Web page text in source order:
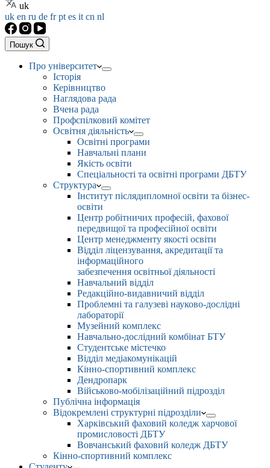
uk
uk en ru de frpt es it cn nl
Пошук
Про університет
Історія
Керівництво
Наглядова рада
Вчена рада
Профспілковий комітет
Освітня діяльність
Освітні програми
Навчальні плани
Якість освіти
Спеціальності та освітні програми ДБТУ
Структура
Інститут післядипломної освіти та бізнес-
освіти
Центр робітничих професій, фахової
передвищої та професійної освіти
Центр менеджменту якості освіти
Відділ ліцензування, акредитації та
інформаційного
забезпечення освітньої діяльності
Навчальний відділ
Редакційно-видавничий відділ
Проблемні та галузеві науково-дослідні
лабораторії
Музейний комплекс
Навчально-дослідний комбінат БТУ
Студентське містечко
Відділ медіакомунікацій
Кінно-спортивний комплекс
Дендропарк
Військово-мобілізаційний підрозділ
Публічна інформація
Відокремлені структурні підрозділи
Харківський фаховий коледж харчової
промисловості ДБТУ
Вовчанський фаховий коледж ДБТУ
Кінно-спортивний комплекс